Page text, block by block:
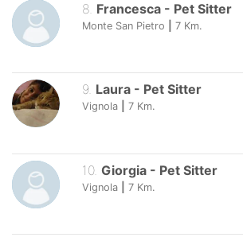
8. Francesca - Pet Sitter
Monte San Pietro 7 Km.
9. Laura - Pet Sitter
Vignola 7 Km.
10. Giorgia - Pet Sitter
Vignola 7 Km.